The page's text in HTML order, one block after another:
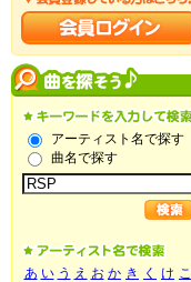
アーティスト名で探す
曲名で探す
あ い う え お か き く け こ